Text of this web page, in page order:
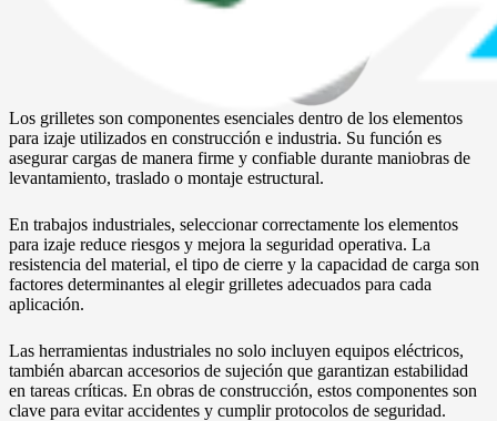
Los grilletes son componentes esenciales dentro de los elementos
para izaje utilizados en construcción e industria. Su función es
asegurar cargas de manera firme y confiable durante maniobras de
levantamiento, traslado o montaje estructural.
En trabajos industriales, seleccionar correctamente los elementos
para izaje reduce riesgos y mejora la seguridad operativa. La
resistencia del material, el tipo de cierre y la capacidad de carga son
factores determinantes al elegir grilletes adecuados para cada
aplicación.
Las herramientas industriales no solo incluyen equipos eléctricos,
también abarcan accesorios de sujeción que garantizan estabilidad
en tareas críticas. En obras de construcción, estos componentes son
clave para evitar accidentes y cumplir protocolos de seguridad.